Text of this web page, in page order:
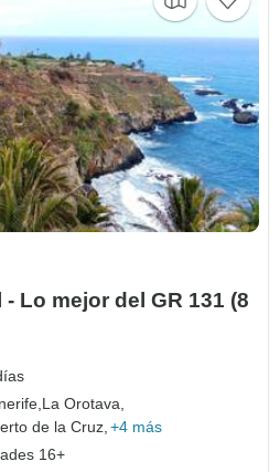
Lo mejor del GR 131 (8
La Orotava,
de la Cruz, +4 más
16+